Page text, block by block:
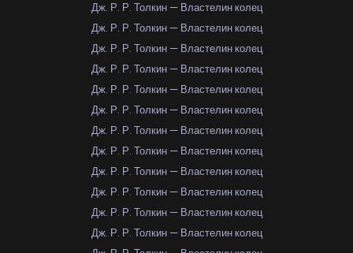
Дж. Р. Р. Толкин — Властелин колец
Дж. Р. Р. Толкин — Властелин колец
Дж. Р. Р. Толкин — Властелин колец
Дж. Р. Р. Толкин — Властелин колец
Дж. Р. Р. Толкин — Властелин колец
Дж. Р. Р. Толкин — Властелин колец
Дж. Р. Р. Толкин — Властелин колец
Дж. Р. Р. Толкин — Властелин колец
Дж. Р. Р. Толкин — Властелин колец
Дж. Р. Р. Толкин — Властелин колец
Дж. Р. Р. Толкин — Властелин колец
Дж. Р. Р. Толкин — Властелин колец